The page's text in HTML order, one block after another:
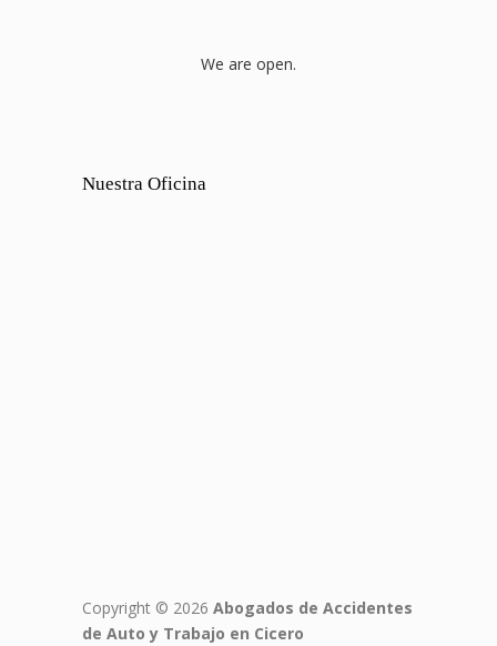
We are open.
Nuestra Oficina
Copyright © 2026 Abogados de Accidentes
de Auto y Trabajo en Cicero